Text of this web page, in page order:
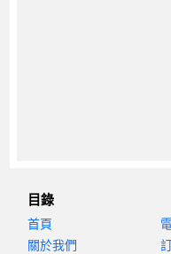
目錄
首頁
關於我們